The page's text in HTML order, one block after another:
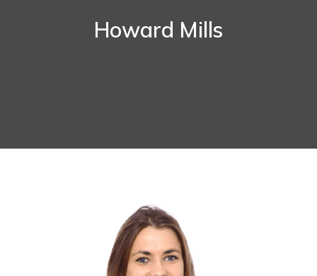
Howard Mills